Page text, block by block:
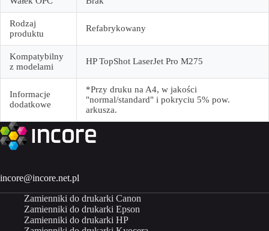
Rodzaj
produktu
Refabrykowany
Kompatybilny
z modelami
HP TopShot LaserJet Pro M275
Informacje
dodatkowe
*Przy druku na A4, w jakości
"normal/standard" i pokryciu 5% pow.
arkusza.
incore@incore.net.pl
Zamienniki do drukarki Canon
Zamienniki do drukarki Epson
Zamienniki do drukarki HP